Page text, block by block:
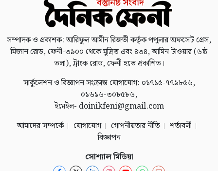
সম্পাদক ও প্রকাশক: আরিফুল আমীন রিজভী কর্তৃক পপুলার অফসেট প্রেস,
মিজান রোড, ফেনী-৩৯০০ থেকে মুদ্রিত এবং ৪৩৪, আমিন টাওয়ার (৬ষ্ঠ
তলা), ট্রাংক রোড, ফেনী হতে প্রকাশিত।
সার্কুলেশন ও বিজ্ঞাপন সংক্রান্ত যোগাযোগ: ০১৭১৫-৭৭৯৮৫৬,
০১৬১৬-৩০৮৫৮৬,
ইমেইল- doinikfeni@gmail.com
আমাদের সম্পর্কে
যোগাযোগ গোপনীয়তার নীতি
শর্তাবলী
বিজ্ঞাপন
সোশ্যাল মিডিয়া